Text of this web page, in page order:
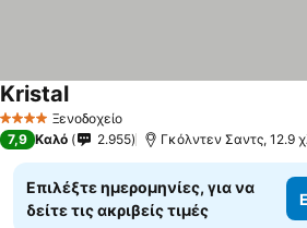
4 ΑστέριαΞενοδοχείο
Kristal
7,9 Καλό 2.955 Γκόλντεν Σαντς, 12.9
Επιλέξτε ημερομηνίες, για να
δείτε τις ακριβείς τιμές